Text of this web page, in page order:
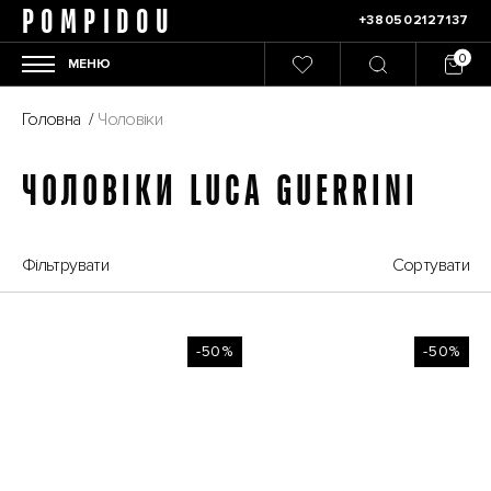
POMPIDOU +380502127137
МЕНЮ
Головна / Чоловіки
ЧОЛОВІКИ LUCA GUERRINI
Фільтрувати Сортувати
-50% -50%